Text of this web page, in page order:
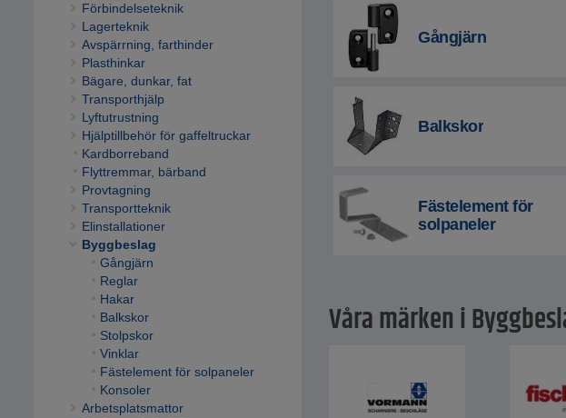
Förbindelseteknik
Lagerteknik
Avspärrning, farthinder
Plasthinkar
Bägare, dunkar, fat
Transporthjälp
Lyftutrustning
Hjälptillbehör för gaffeltruckar
Kardborreband
Flyttremmar, bärband
Provtagning
Transportteknik
Elinstallationer
Byggbeslag
Gångjärn
Reglar
Hakar
Balkskor
Stolpskor
Vinklar
Fästelement för solpaneler
Konsoler
Arbetsplatsmattor
Gångjärn
Balkskor
Fästelement för
solpaneler
Våra märken i